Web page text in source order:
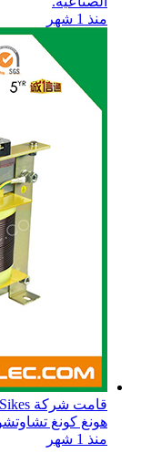
منذ 1 شهر
هونغ كونغ
منذ 1 شهر